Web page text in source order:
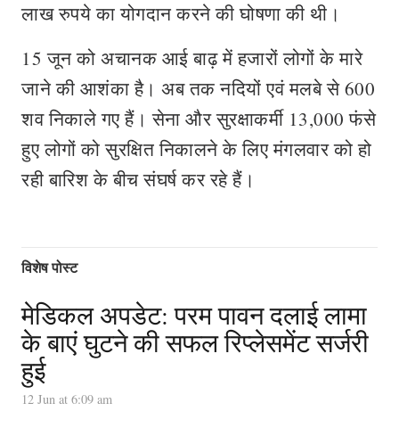
लाख रुपये का योगदान करने की घोषणा की थी।
15 जून को अचानक आई बाढ़ में हजारों लोगों के मारे
जाने की आशंका है। अब तक नदियों एवं मलबे से 600
शव निकाले गए हैं। सेना और सुरक्षाकर्मी 13,000 फंसे
हुए लोगों को सुरक्षित निकालने के लिए मंगलवार को हो
रही बारिश के बीच संघर्ष कर रहे हैं।
विशेष पोस्ट
मेडिकल अपडेट: परम पावन दलाई लामा
के बाएं घुटने की सफल रिप्लेसमेंट सर्जरी
हुई
12 Jun at 6:09 am